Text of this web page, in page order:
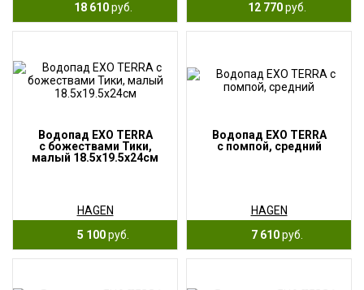
18 610руб.
12 770руб.
Водопад EXO TERRA
с божествами Тики,
малый 18.5x19.5x24см
HAGEN
5 100руб.
Водопад EXO TERRA
с помпой, средний
HAGEN
7 610руб.